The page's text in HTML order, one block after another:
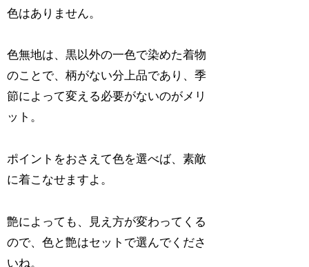
色はありません。
色無地は、黒以外の一色で染めた着物
のことで、柄がない分上品であり、季
節によって変える必要がないのがメリ
ット。
ポイントをおさえて色を選べば、素敵
に着こなせますよ。
艶によっても、見え方が変わってくる
ので、色と艶はセットで選んでくださ
いね。